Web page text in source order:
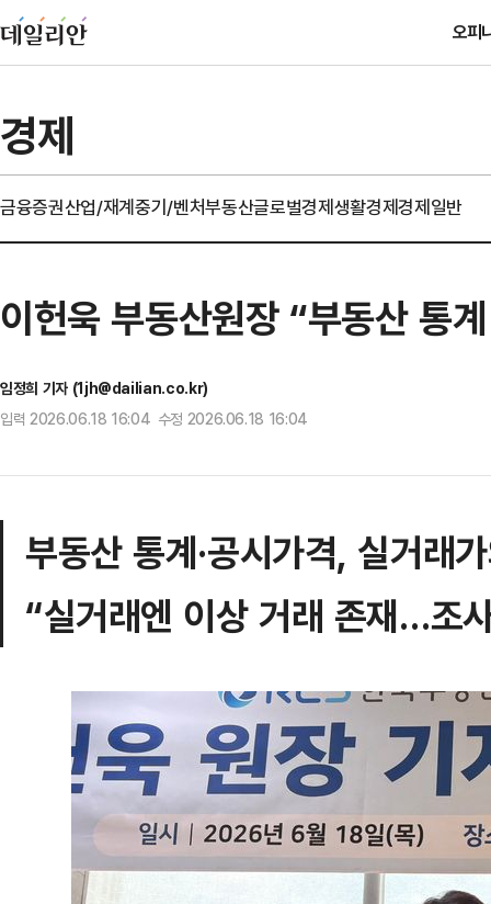
오피
경제
금융증권산업/재계중기/벤처부동산글로벌경제생활경제경제일반
이헌욱 부동산원장 “부동산 통
임정희 기자 (1jh@dailian.co.kr)
입력 2026.06.18 16:04 수정 2026.06.18 16:04
부동산 통계·공시가격, 실거래
“실거래엔 이상 거래 존재…조